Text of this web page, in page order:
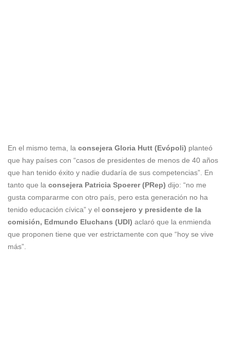
En el mismo tema, la consejera Gloria Hutt (Evópoli) planteó
que hay países con “casos de presidentes de menos de 40 años
que han tenido éxito y nadie dudaría de sus competencias”. En
tanto que la consejera Patricia Spoerer (PRep) dijo: “no me
gusta compararme con otro país, pero esta generación no ha
tenido educación cívica” y el consejero y presidente de la
comisión, Edmundo Eluchans (UDI) aclaró que la enmienda
que proponen tiene que ver estrictamente con que “hoy se vive
más”.